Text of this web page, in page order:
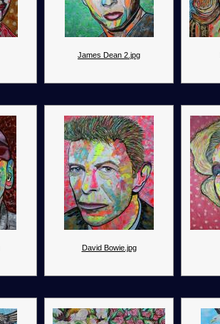
James Dean 2.jpg
David Bowie.jpg